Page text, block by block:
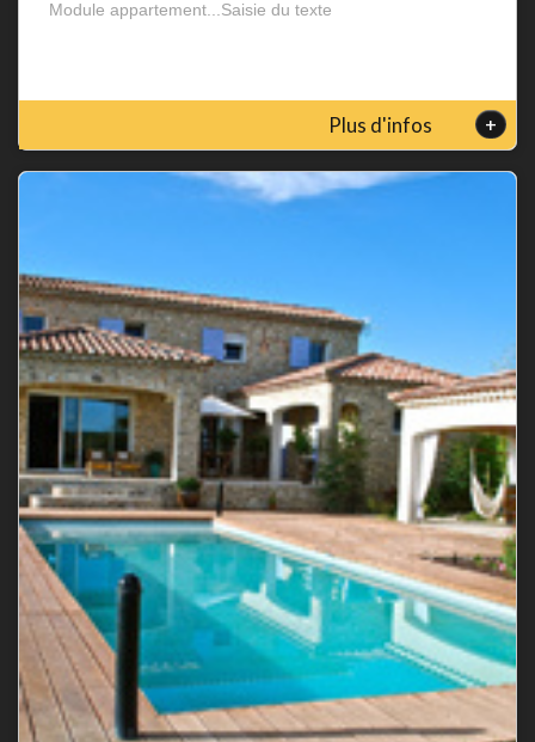
Module appartement...Saisie du texte
Plus d'infos +